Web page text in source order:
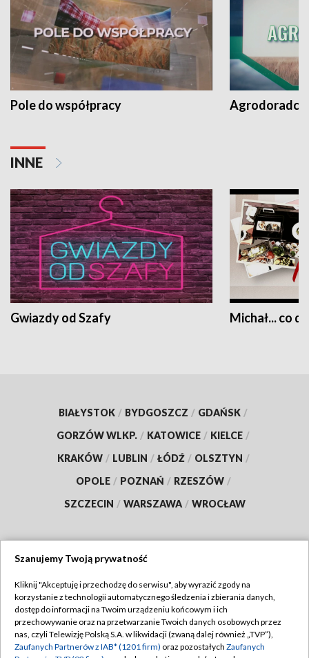
Pole do współpracy Agrodoradcy
INNE
Gwiazdy od Szafy Michał... co
BIAŁYSTOK / BYDGOSZCZ / GDAŃSK /
GORZÓW WLKP. / KATOWICE / KIELCE /
KRAKÓW / LUBLIN / ŁÓDŹ / OLSZTYN /
OPOLE / POZNAŃ / RZESZÓW /
SZCZECIN / WARSZAWA / WROCŁAW
TVP
Abonament TVP
Emisja w TVP
Regulamin TVP
Polityka prywatności
Szanujemy Twoją prywatność
Kliknij "Akceptuję i przechodzę do serwisu", aby wyrazić zgody na
korzystanie z technologii automatycznego śledzenia i zbierania danych,
dostęp do informacji na Twoim urządzeniu końcowym i ich
przechowywanie oraz na przetwarzanie Twoich danych osobowych przez
nas, czyli Telewizję Polską S.A. w likwidacji (zwaną dalej również „TVP”),
Zaufanych Partnerów z IAB* (1201 firm) oraz pozostałych Zaufanych